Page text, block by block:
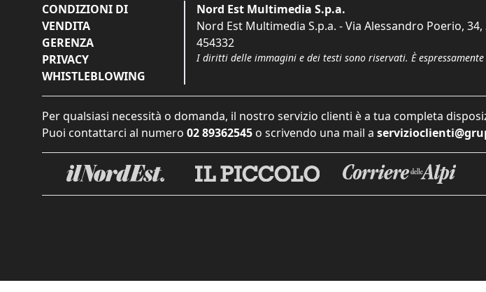
CONDIZIONI DI
VENDITA
GERENZA
PRIVACY
WHISTLEBLOWING
Nord Est Multimedia S.p.a.
Nord Est Multimedia S.p.a. - Via Alessandro Poerio, 34,
454332
I diritti delle immagini e dei testi sono riservati. È
Per qualsiasi necessità o domanda, il nostro servizio clienti è a tua completa
Puoi contattarci al numero 02 89362545 o scrivendo una mail a